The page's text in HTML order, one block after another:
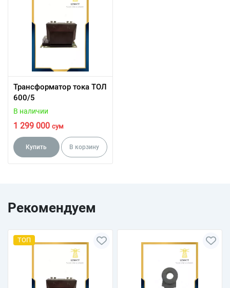
Трансформатор тока ТОЛ
600/5
В наличии
1 299 000 сум
Купить В корзину
Рекомендуем
ТОП